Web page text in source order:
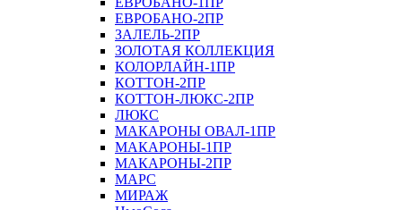
ЕВРОБАНО-2ПР
ЗАЛЕЛЬ-2ПР
ЗОЛОТАЯ КОЛЛЕКЦИЯ
КОЛОРЛАЙН-1ПР
КОТТОН-2ПР
КОТТОН-ЛЮКС-2ПР
ЛЮКС
МАКАРОНЫ ОВАЛ-1ПР
МАКАРОНЫ-1ПР
МАКАРОНЫ-2ПР
МАРС
МИРАЖ